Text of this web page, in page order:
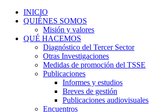
INICIO
QUIÉNES SOMOS
Misión y valores
QUÉ HACEMOS
Diagnóstico del Tercer Sector
Otras Investigaciones
Medidas de promoción del TSSE
Publicaciones
Informes y estudios
Breves de gestión
Publicaciones audiovisuales
Encuentros